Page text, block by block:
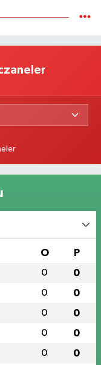
O P
0 0
0 0
0 0
0 0
0 0